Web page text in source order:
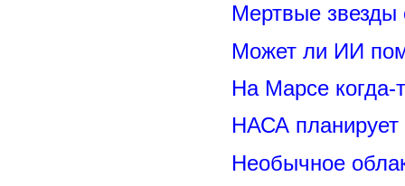
Мертвые звезды
Может ли ИИ
На Марсе когда-
НАСА
Необычное